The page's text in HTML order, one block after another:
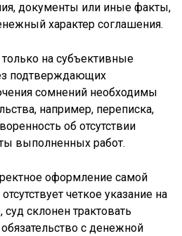
документы или иные факты,
характер соглашения.
на субъективные
подтверждающих
сомнений необходимы
например, переписка,
об отсутствии
выполненных работ.
оформление самой
четкое указание на
склонен трактовать
с денежной